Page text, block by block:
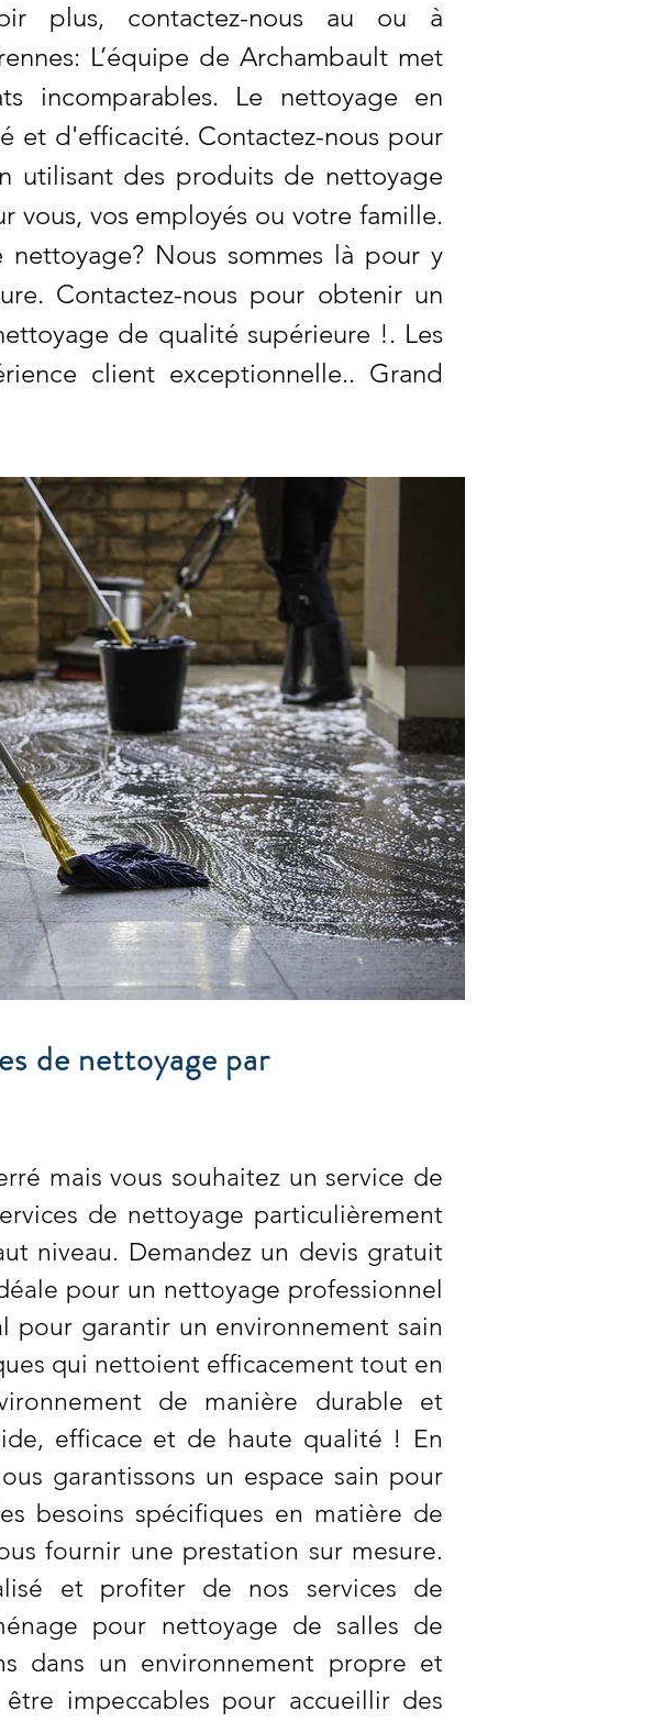
plus, contactez-nous au ou à
L’équipe de Archambault met
incomparables. Le nettoyage en
et d'efficacité. Contactez-nous pour
utilisant des produits de nettoyage
vous, vos employés ou votre famille.
Nous sommes là pour y
Contactez-nous pour obtenir un
de qualité supérieure !. Les
client exceptionnelle.. Grand
de nettoyage par
mais vous souhaitez un service de
de nettoyage particulièrement
niveau. Demandez un devis gratuit
pour un nettoyage professionnel
pour garantir un environnement sain
qui nettoient efficacement tout en
de manière durable et
efficace et de haute qualité ! En
garantissons un espace sain pour
besoins spécifiques en matière de
fournir une prestation sur mesure.
et profiter de nos services de
pour nettoyage de salles de
dans un environnement propre et
impeccables pour accueillir des